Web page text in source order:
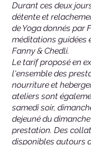
Durant ces deux
détente et
de Yoga donnés par
méditations guidées
Fanny & Chedli.
Le tarif proposé en
l'ensemble des
nourriture et
ateliers sont
samedi soir,
dejeuné du
prestation. Des
disponibles autours